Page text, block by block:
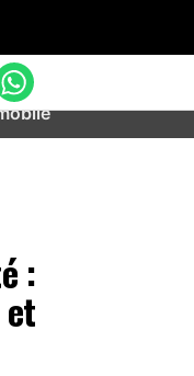
'/' in
class-bots.php
:
et